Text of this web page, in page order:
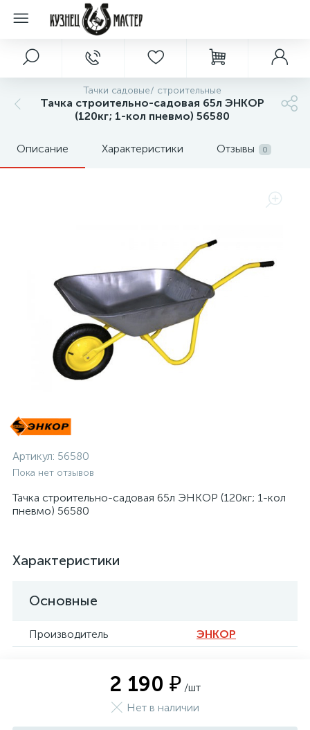
Тачки садовые/ строительные
Тачка строительно-садовая 65л ЭНКОР
(120кг; 1-кол пневмо) 56580
Описание Характеристики Отзывы 0
Артикул: 56580
Пока нет отзывов
Тачка строительно-садовая 65л ЭНКОР (120кг; 1-кол
пневмо) 56580
Характеристики
Основные
Производитель ЭНКОР
2 190 ₽ /шт
Нет в наличии